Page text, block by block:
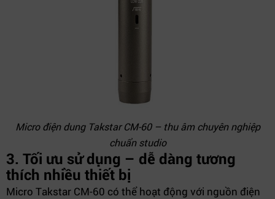
Micro điện dung Takstar CM-60 – thu âm chuyên nghiệp
chuẩn studio
3. Tối ưu sử dụng – dễ dàng tương
thích nhiều thiết bị
Micro Takstar CM-60 có thể hoạt động với nguồn điện